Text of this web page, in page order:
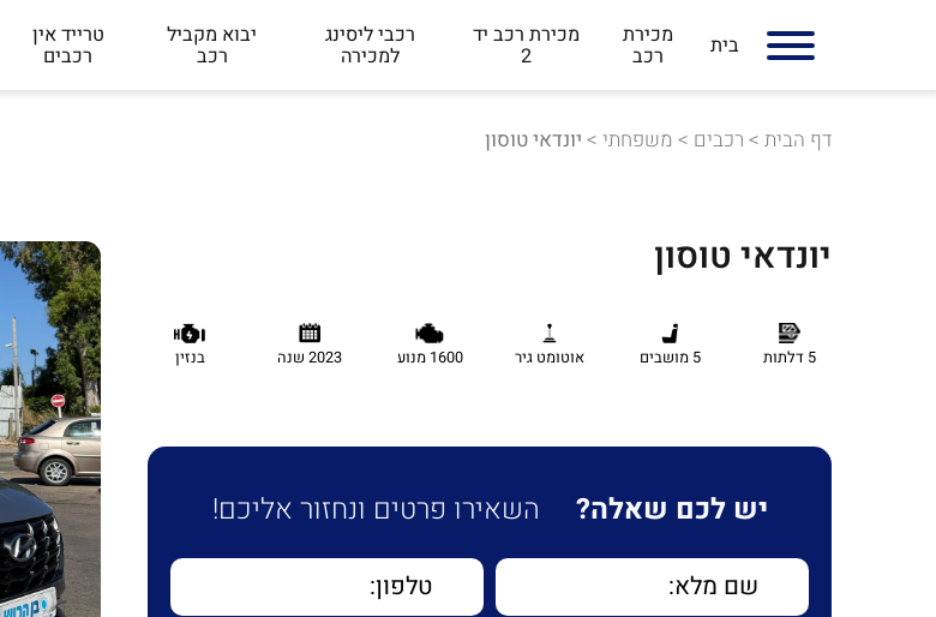
בית מכירת
רכב
מכירת רכב יד
2
רכבי ליסינג
למכירה
יבוא מקביל
רכב
טרייד אין
רכבים
דף הבית > רכבים > משפחתי > יונדאי טוסון
יונדאי טוסון
5 דלתות 5 מושבים אוטומט גיר 1600 מנוע 2023 שנה בנזין
יש לכם שאלה? השאירו פרטים ונחזור אליכם!